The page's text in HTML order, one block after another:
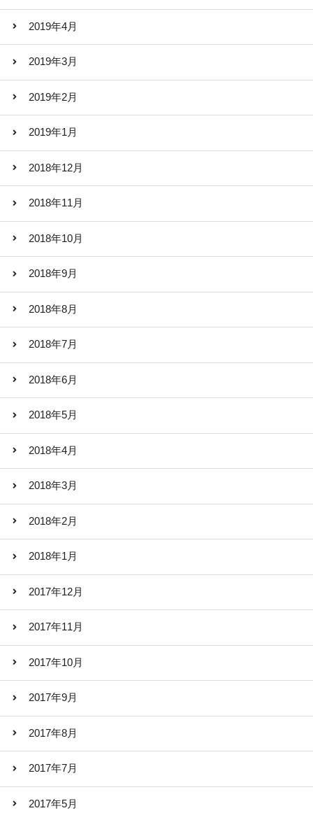
2019年4月
2019年3月
2019年2月
2019年1月
2018年12月
2018年11月
2018年10月
2018年9月
2018年8月
2018年7月
2018年6月
2018年5月
2018年4月
2018年3月
2018年2月
2018年1月
2017年12月
2017年11月
2017年10月
2017年9月
2017年8月
2017年7月
2017年5月